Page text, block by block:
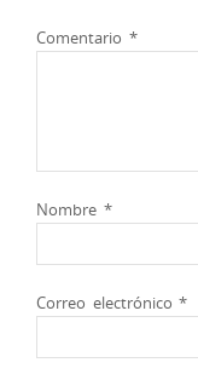
Comentario *
Nombre *
Correo electrónico*